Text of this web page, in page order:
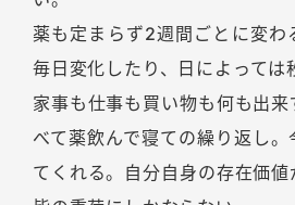
薬も定まらず2週間ごとに変わ
毎日変化したり、日によっては
家事も仕事も買い物も何も出
べて薬飲んで寝ての繰り返し
てくれる。自分自身の存在価